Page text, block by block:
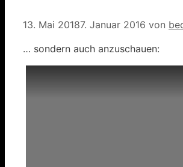
13. Mai 20187. Januar 2016 von
… sondern auch anzuschauen: